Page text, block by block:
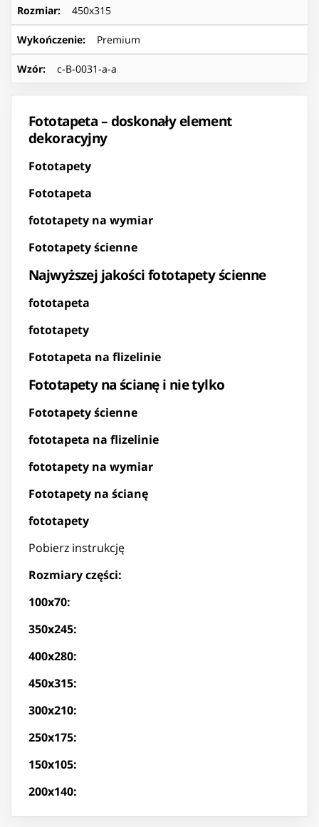
Rozmiar: 450x315
Wykończenie: Premium
Wzór: c-B-0031-a-a
Fototapeta – doskonały element
dekoracyjny
Fototapety
Fototapeta
fototapety na wymiar
Fototapety ścienne
Najwyższej jakości fototapety ścienne
fototapeta
fototapety
Fototapeta na flizelinie
Fototapety na ścianę i nie tylko
Fototapety ścienne
fototapeta na flizelinie
fototapety na wymiar
Fototapety na ścianę
fototapety
Pobierz instrukcję
Rozmiary części:
100x70:
350x245:
400x280:
450x315:
300x210:
250x175:
150x105:
200x140: